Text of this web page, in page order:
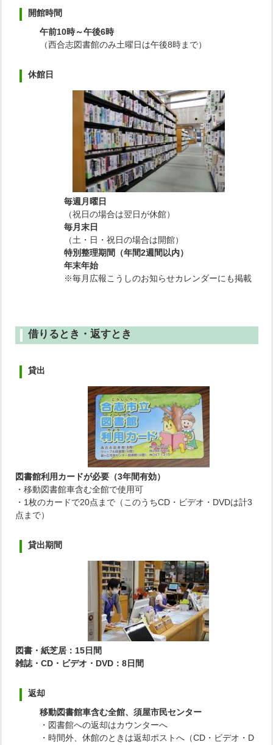
開館時間
午前10時～午後6時
（西合志図書館のみ土曜日は午後8時まで）
休館日
毎週月曜日
（祝日の場合は翌日が休館）
毎月末日
（土・日・祝日の場合は開館）
特別整理期間（年間2週間以内）
年末年始
※毎月広報こうしのお知らせカレンダーにも掲載
借りるとき・返すとき
貸出
図書館利用カードが必要（3年間有効）
・移動図書館車含む全館で使用可
・1枚のカードで20点まで（このうちCD・ビデオ・DVDは計3
点まで）
貸出期間
図書・紙芝居：15日間
雑誌・CD・ビデオ・DVD：8日間
返却
移動図書館車含む全館、須屋市民センター
・図書館への返却はカウンターへ
・時間外、休館のときは返却ポストへ（CD・ビデオ・D